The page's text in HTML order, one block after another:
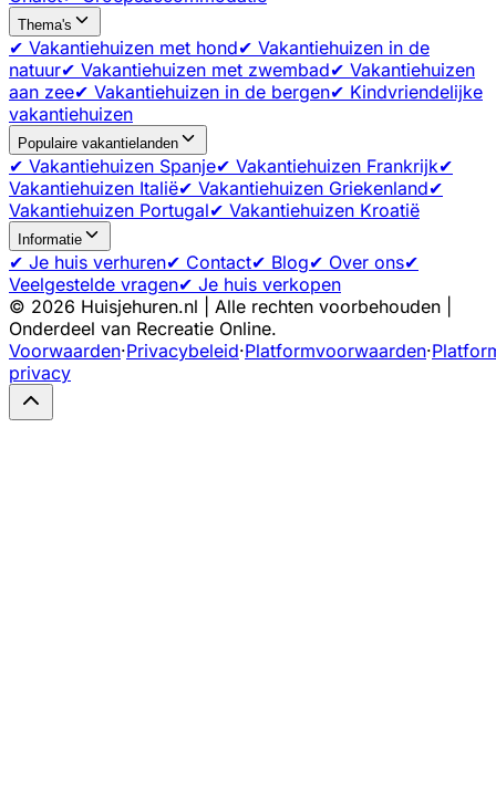
Thema's
✔ Vakantiehuizen met hond✔ Vakantiehuizen in de
natuur✔ Vakantiehuizen met zwembad✔ Vakantiehuizen
aan zee✔ Vakantiehuizen in de bergen✔ Kindvriendelijke
vakantiehuizen
Populaire vakantielanden
✔ Vakantiehuizen Spanje✔ Vakantiehuizen Frankrijk✔
Vakantiehuizen Italië✔ Vakantiehuizen Griekenland✔
Vakantiehuizen Portugal✔ Vakantiehuizen Kroatië
Informatie
✔ Je huis verhuren✔ Contact✔ Blog✔ Over ons✔
Veelgestelde vragen✔ Je huis verkopen
© 2026 Huisjehuren.nl | Alle rechten voorbehouden |
Onderdeel van Recreatie Online.
Voorwaarden·Privacybeleid·Platformvoorwaarden·
privacy